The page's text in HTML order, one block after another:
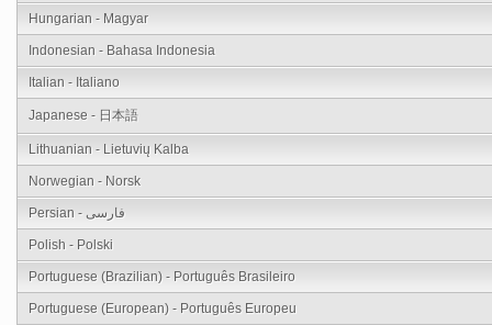
Hungarian - Magyar
Indonesian - Bahasa Indonesia
Italian - Italiano
Japanese - 日本語
Lithuanian - Lietuvių Kalba
Norwegian - Norsk
Persian - فارسی
Polish - Polski
Portuguese (Brazilian) - Português Brasileiro
Portuguese (European) - Português Europeu